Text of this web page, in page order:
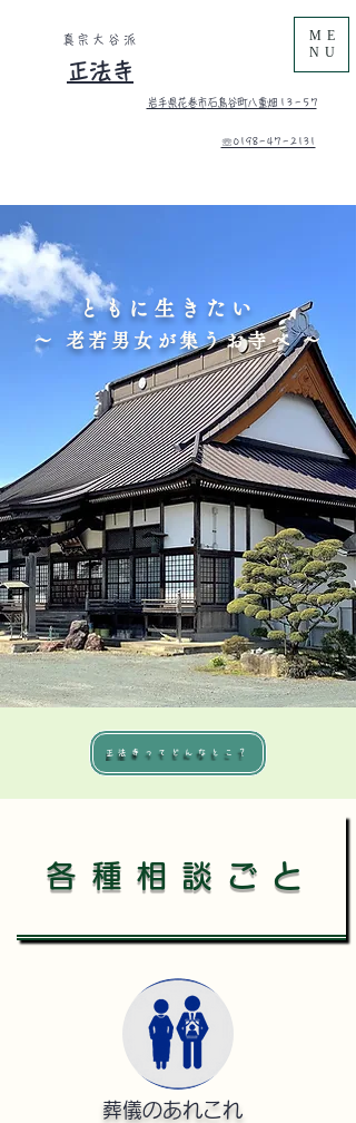
正法寺
真宗大谷派
ME
NU
岩手県花巻市石鳥谷町八重畑 1 3 - 5 7
​☏0198-47-2131
ともに生きたい
​～ 老若男女が集うお寺へ ～
正法寺ってどんなとこ？
各種相談ごと
葬儀のあれこれ